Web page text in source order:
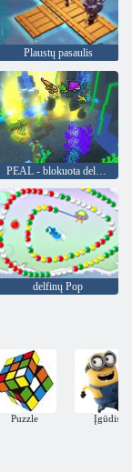
Plaustų pasaulis
PEAL - blokuota delfinų pasaka
delfinų Pop
Puzzle Įgūdis